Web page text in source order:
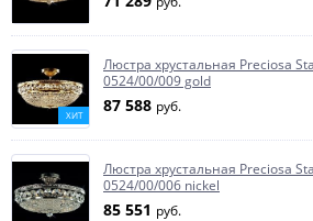
ХИТ
Люстра хрустальная Preciosa
0524/00/009 gold
87 588 руб.
Люстра хрустальная Preciosa
0524/00/006 nickel
85 551 руб.